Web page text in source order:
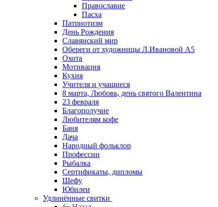
Православие
Пасха
Патриотизм
День Рождения
Славянский мир
Обереги от художницы Л.Ивановой А5
Охота
Мотивация
Кухня
Учителя и учащиеся
8 марта, Любовь, день святого Валентина
23 февраля
Благополучие
Любителям кофе
Баня
Дача
Народный фольклор
Профессии
Рыбалка
Сертификаты, дипломы
Шефу
Юбилеи
Удлинённые свитки